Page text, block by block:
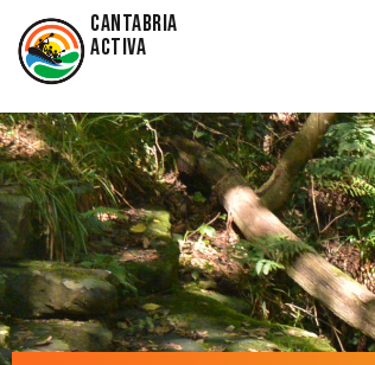
Cantabria
activa